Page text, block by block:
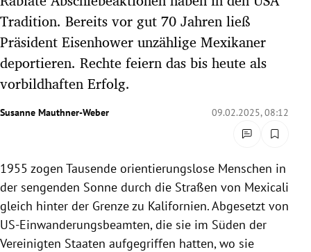
Untermenü
Untermenü
Untermenü
Tradition. Bereits vor gut 70 Jahren ließ
Präsident Eisenhower unzählige Mexikaner
deportieren. Rechte feiern das bis heute als
vorbildhaften Erfolg.
Susanne Mauthner-Weber 09.02.2025, 08:12
1955 zogen Tausende orientierungslose Menschen in
der sengenden Sonne durch die Straßen von Mexicali
gleich hinter der Grenze zu Kalifornien. Abgesetzt von
US-Einwanderungsbeamten, die sie im Süden der
Vereinigten Staaten aufgegriffen hatten, wo sie